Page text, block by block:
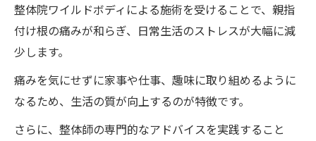
ばね指と親指の痛みを整体院ワイルドボデ
ィで同時にケア
整体院ワイルドボディによる施術を受けることで、親指
付け根の痛みが和らぎ、日常生活のストレスが大幅に減
少します。
痛みを気にせずに家事や仕事、趣味に取り組めるように
なるため、生活の質が向上するのが特徴です。
さらに、整体師の専門的なアドバイスを実践すること